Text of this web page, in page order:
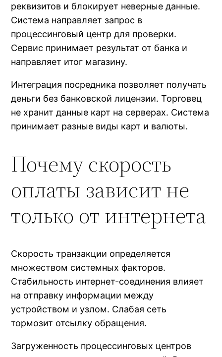
реквизитов и блокирует неверные данные.
Система направляет запрос в
процессинговый центр для проверки.
Сервис принимает результат от банка и
направляет итог магазину.
Интеграция посредника позволяет получать
деньги без банковской лицензии. Торговец
не хранит данные карт на серверах. Система
принимает разные виды карт и валюты.
Почему скорость
оплаты зависит не
только от интернета
Скорость транзакции определяется
множеством системных факторов.
Стабильность интернет-соединения влияет
на отправку информации между
устройством и узлом. Слабая сеть
тормозит отсылку обращения.
Загруженность процессинговых центров